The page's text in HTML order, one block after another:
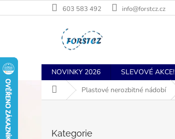
na
603 583 492 info@forstcz.cz
NOVINKY 2026 SLEVOVÉ AKCE!
Domů Plastové nerozbitné nádobí
kategorie
Kategorie